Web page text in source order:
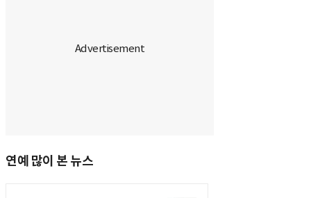
연예 많이 본 뉴스